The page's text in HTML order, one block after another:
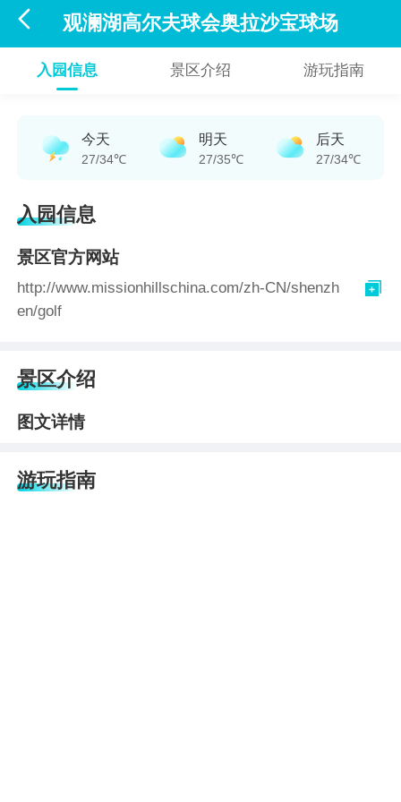
 观澜湖高尔夫球会奥拉沙宝球场
入园信息 景区介绍 游玩指南
今天
27/34℃
明天
27/35℃
后天
27/34℃
入园信息
景区官方网站
http://www.missionhillschina.com/zh-CN/shenzh
en/golf

景区介绍
图文详情
游玩指南